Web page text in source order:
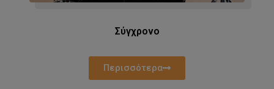
Σύγχρονο
Περισσότερα